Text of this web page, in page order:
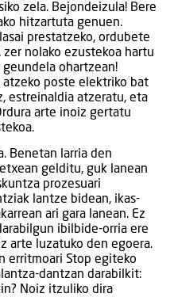
zela. Bejondeizula! Bere
hitzartuta genuen.
prestatzeko, ordubete
nolako ezustekoa hartu
ohartzean!
poste elektriko bat
estreinaldia atzeratu, eta
arte inoiz gertatu
Benetan larria den
gelditu, guk lanean
prozesuari
lantze bidean, ikas-
ari gara lanean. Ez
ibilbide-orria ere
arte luzatuko den egoera.
erritmoari Stop egiteko
dantzan darabilkit:
Noiz itzuliko dira